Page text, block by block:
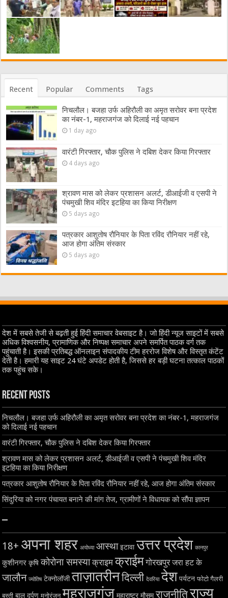
Recent Popular Comments Tags
निचलौल। बजहा उर्फ अहिरौली का अमृत सरोवर बना प्रदेश
का नंबर-1, महराजगंज को दिलाई नई पहचान
1 day ago
वारंटी गिरफ्तार, चौक पुलिस ने दबिश देकर किया गिरफ्तार
4 days ago
श्रावण मास को लेकर प्रशासन अलर्ट, डीआईजी व एसपी ने
पंचमुखी शिव मंदिर इटहिया का किया निरीक्षण
5 days ago
पत्रकार आशुतोष रौनियार के पिता रविंद रौनियार नहीं रहे,
आज होगा अंतिम संस्कार
5 days ago
देश में सबसे तेजी से बढ़ती हुई हिंदी समाचार वेबसाइट है। जो हिंदी न्यूज साइटों में सबसे
अधिक विश्वसनीय, प्रामाणिक और निष्पक्ष समाचार अपने समर्पित पाठक वर्ग तक
पहुंचाती है। इसकी प्रतिबद्ध ऑनलाइन संपादकीय टीम हररोज विशेष और विस्तृत कंटेंट
देती है। हमारी यह साइट 24 घंटे अपडेट होती है, जिससे हर बड़ी घटना तत्काल पाठकों
तक पहुंच सके।
Recent Posts
निचलौल। बजहा उर्फ अहिरौली का अमृत सरोवर बना प्रदेश का नंबर-1, महराजगंज
को दिलाई नई पहचान
वारंटी गिरफ्तार, चौक पुलिस ने दबिश देकर किया गिरफ्तार
श्रावण मास को लेकर प्रशासन अलर्ट, डीआईजी व एसपी ने पंचमुखी शिव मंदिर
इटहिया का किया निरीक्षण
पत्रकार आशुतोष रौनियार के पिता रविंद रौनियार नहीं रहे, आज होगा अंतिम संस्कार
सिंदुरिया को नगर पंचायत बनाने की मांग तेज, ग्रामीणों ने विधायक को सौंपा ज्ञापन
–
18+ अपना शहर अयोध्या आस्था इटावा उत्तर प्रदेश कानपुर
कुशीनगर कृषि कोरोना समस्या क्राइम क्राईम गोरखपुर जरा हट के
जालौन ज्योतिष टेक्नोलॉजी ताज़ातरीनदिल्ली देवरिया देश पर्यटन फोटो गैलरी
बस्ती बाल दर्पण मनोरंजन महराजगंज महाराष्ट्र मौसम राजनीतिराज्य